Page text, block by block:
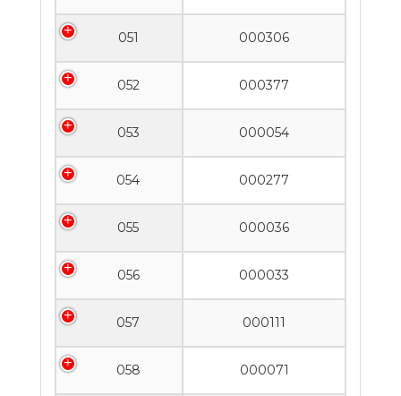
051 000306
052 000377
053 000054
054 000277
055 000036
056 000033
057 000111
058 000071